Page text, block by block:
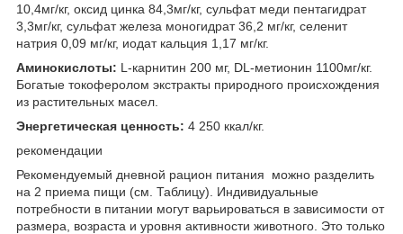
10,4мг/кг, оксид цинка 84,3мг/кг, сульфат меди пентагидрат
3,3мг/кг, сульфат железа моногидрат 36,2 мг/кг, селенит
натрия 0,09 мг/кг, иодат кальция 1,17 мг/кг.
Аминокислоты: L-карнитин 200 мг, DL-метионин 1100мг/кг.
Богатые токоферолом экстракты природного происхождения
из растительных масел.
Энергетическая ценность: 4 250 ккал/кг.
рекомендации
Рекомендуемый дневной рацион питания можно разделить
на 2 приема пищи (см. Таблицу). Индивидуальные
потребности в питании могут варьироваться в зависимости от
размера, возраста и уровня активности животного. Это только